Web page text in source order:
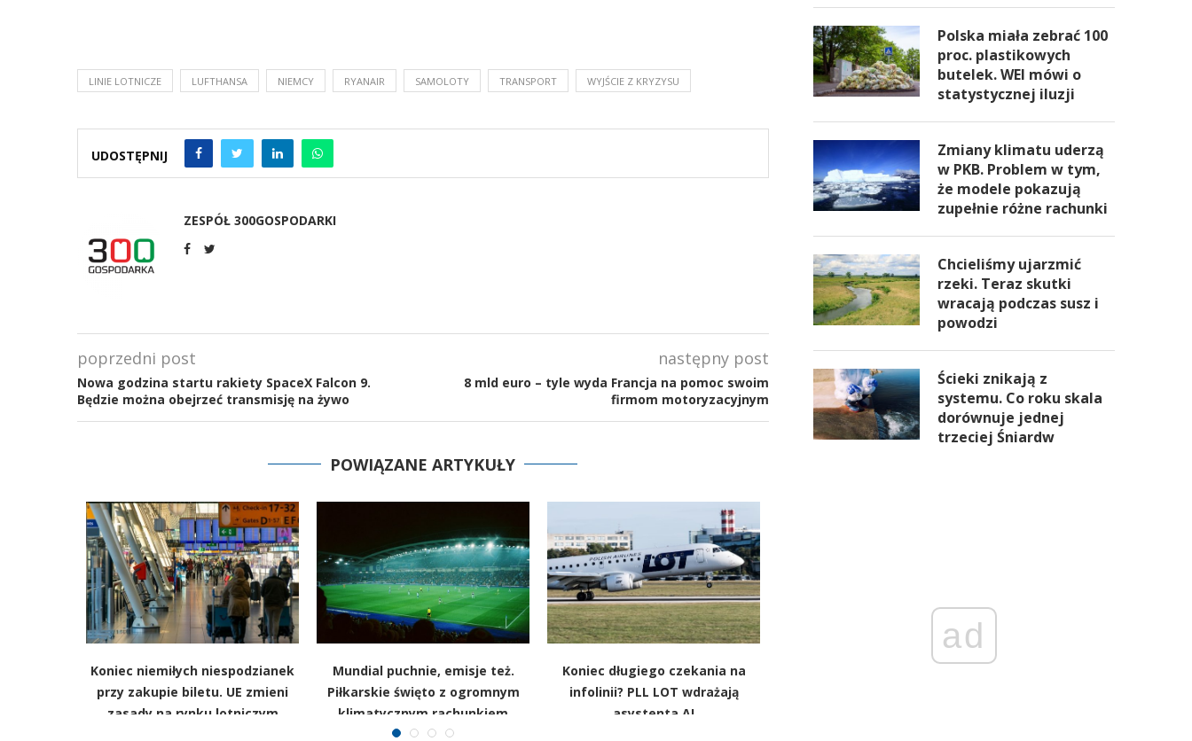
LINIE LOTNICZE LUFTHANSA NIEMCY RYANAIR SAMOLOTY TRANSPORT WYJŚCIE Z KRYZYSU
UDOSTĘPNIJ
ZESPÓŁ 300GOSPODARKI
poprzedni post
Nowa godzina startu rakiety SpaceX Falcon 9.
Będzie można obejrzeć transmisję na żywo
następny post
8 mld euro – tyle wyda Francja na pomoc swoim
firmom motoryzacyjnym
POWIĄZANE ARTYKUŁY
Koniec niemiłych niespodzianek
przy zakupie biletu. UE zmieni
zasady na rynku lotniczym
Mundial puchnie, emisje też.
Piłkarskie święto z ogromnym
klimatycznym rachunkiem
Koniec długiego czekania na
infolinii? PLL LOT wdrażają
asystenta AI
Polska miała zebrać 100
proc. plastikowych
butelek. WEI mówi o
statystycznej iluzji
Zmiany klimatu uderzą
w PKB. Problem w tym,
że modele pokazują
zupełnie różne rachunki
Chcieliśmy ujarzmić
rzeki. Teraz skutki
wracają podczas susz i
powodzi
Ścieki znikają z
systemu. Co roku skala
dorównuje jednej
trzeciej Śniardw
ad